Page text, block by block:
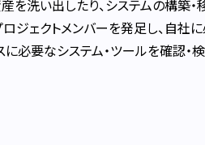
を洗い出したり、システムの構築
ジェクトメンバーを発足し、自社
必要なシステム・ツールを確認・